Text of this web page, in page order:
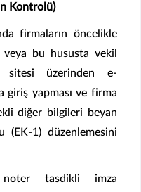
Kontrolü)
firmaların öncelikle
bu hususta vekil
sitesi üzerinden e-
giriş yapması ve firma
diğer bilgileri beyan
(EK-1) düzenlemesini
tasdikli imza